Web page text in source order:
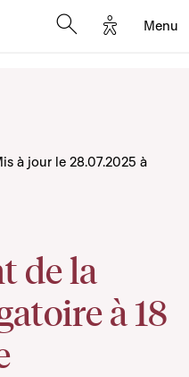
Options
Menu
de la
à 18
à jour le 28.07.2025 à